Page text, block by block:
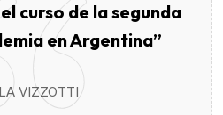
curso de la segunda
en Argentina”
VIZZOTTI